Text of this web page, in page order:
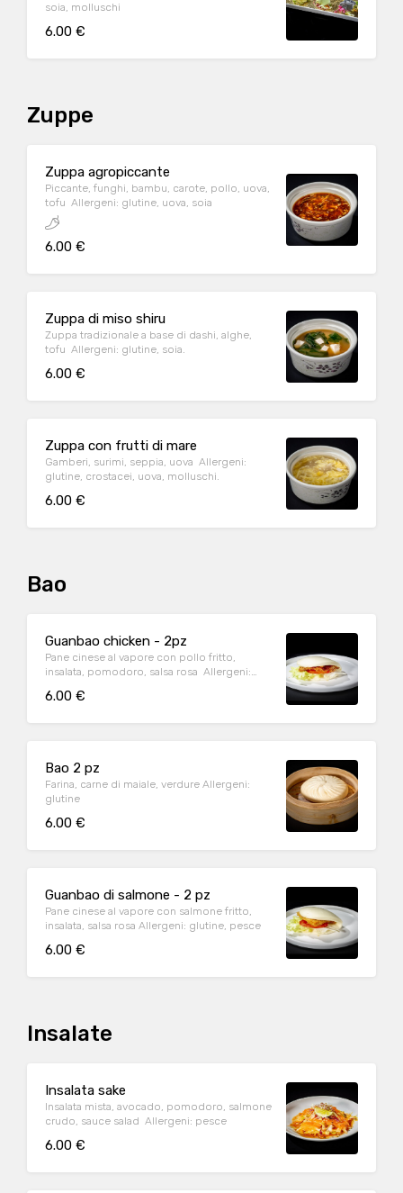
soia, molluschi
6.00 €
Zuppe
Zuppa agropiccante
Piccante, funghi, bambu, carote, pollo, uova,
tofu Allergeni: glutine, uova, soia
6.00 €
Zuppa di miso shiru
Zuppa tradizionale a base di dashi, alghe,
tofu Allergeni: glutine, soia.
6.00 €
Zuppa con frutti di mare
Gamberi, surimi, seppia, uova Allergeni:
glutine, crostacei, uova, molluschi.
6.00 €
Bao
Guanbao chicken - 2pz
Pane cinese al vapore con pollo fritto,
insalata, pomodoro, salsa rosa Allergeni:
6.00 €
Bao 2 pz
Farina, carne di maiale, verdure Allergeni:
glutine
6.00 €
Guanbao di salmone - 2 pz
Pane cinese al vapore con salmone fritto,
insalata, salsa rosa Allergeni: glutine, pesce
6.00 €
Insalate
Insalata sake
Insalata mista, avocado, pomodoro, salmone
crudo, sauce salad Allergeni: pesce
6.00 €